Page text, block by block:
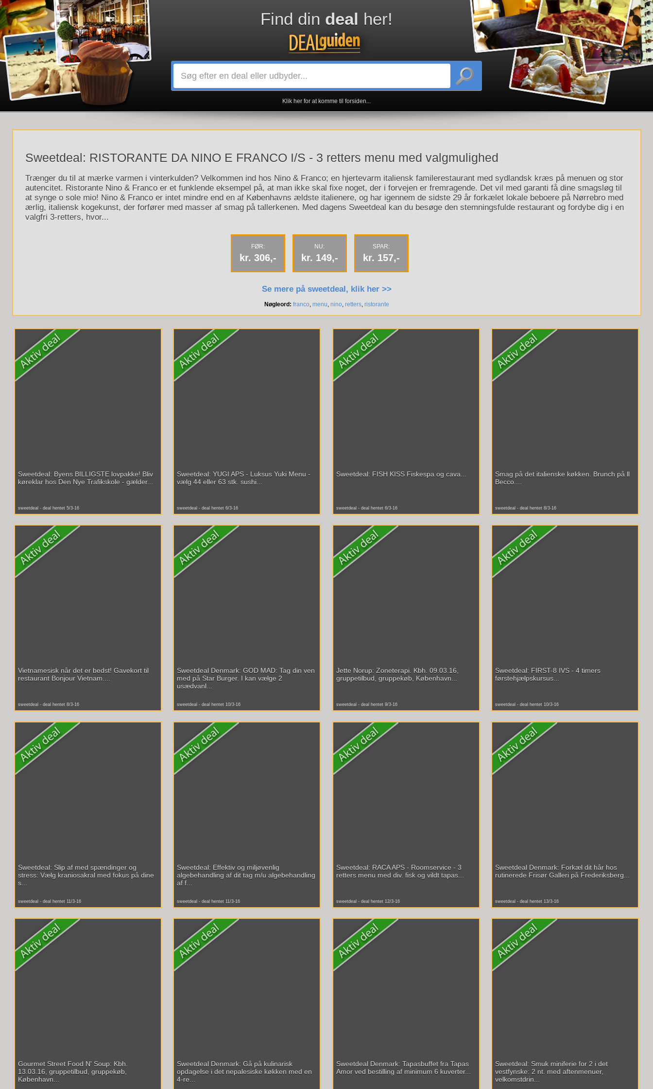
Find din deal her!
Klik her for at komme til forsiden...
Sweetdeal: RISTORANTE DA NINO E FRANCO I/S - 3 retters menu med valgmulighed
Trænger du til at mærke varmen i vinterkulden? Velkommen ind hos Nino & Franco; en hjertevarm italiensk familerestaurant med sydlandsk kræs på menuen og stor
autencitet. Ristorante Nino & Franco er et funklende eksempel på, at man ikke skal fixe noget, der i forvejen er fremragende. Det vil med garanti få dine smagsløg til
at synge o sole mio! Nino & Franco er intet mindre end en af Københavns ældste italienere, og har igennem de sidste 29 år forkælet lokale beboere på Nørrebro med
ærlig, italiensk kogekunst, der forfører med masser af smag på tallerkenen. Med dagens Sweetdeal kan du besøge den stemningsfulde restaurant og fordybe dig i en
valgfri 3-retters, hvor...
FØR:
kr. 306,-
NU:
kr. 149,-
SPAR:
kr. 157,-
Se mere på sweetdeal, klik her >>
Nøgleord: franco, menu, nino, retters, ristorante
Sweetdeal: Byens BILLIGSTE lovpakke! Bliv
køreklar hos Den Nye Trafikskole - gælder...
sweetdeal - deal hentet 5/3-16
Sweetdeal: YUGI APS - Luksus Yuki Menu -
vælg 44 eller 63 stk. sushi...
sweetdeal - deal hentet 6/3-16
Sweetdeal: FISH KISS Fiskespa og cava...
sweetdeal - deal hentet 6/3-16
Smag på det italienske køkken. Brunch på ll
Becco....
sweetdeal - deal hentet 8/3-16
Vietnamesisk når det er bedst! Gavekort til
restaurant Bonjour Vietnam....
sweetdeal - deal hentet 8/3-16
Sweetdeal Denmark: GOD MAD: Tag din ven
med på Star Burger. I kan vælge 2
usædvanl...
sweetdeal - deal hentet 10/3-16
Jette Norup: Zoneterapi. Kbh. 09.03.16,
gruppetilbud, gruppekøb, København...
sweetdeal - deal hentet 9/3-16
Sweetdeal: FIRST-8 IVS - 4 timers
førstehjælpskursus...
sweetdeal - deal hentet 10/3-16
Sweetdeal: Slip af med spændinger og
stress: Vælg kraniosakral med fokus på dine
s...
sweetdeal - deal hentet 11/3-16
Sweetdeal: Effektiv og miljøvenlig
algebehandling af dit tag m/u algebehandling
af f...
sweetdeal - deal hentet 11/3-16
Sweetdeal: RACA APS - Roomservice - 3
retters menu med div. fisk og vildt tapas...
sweetdeal - deal hentet 12/3-16
Sweetdeal Denmark: Forkæl dit hår hos
rutinerede Frisør Galleri på Frederiksberg...
sweetdeal - deal hentet 13/3-16
Gourmet Street Food N' Soup: Kbh.
13.03.16, gruppetilbud, gruppekøb,
København...
Sweetdeal Denmark: Gå på kulinarisk
opdagelse i det nepalesiske køkken med en
4-re...
Sweetdeal Denmark: Tapasbuffet fra Tapas
Amor ved bestilling af minimum 6 kuverter...
Sweetdeal: Smuk miniferie for 2 i det
vestfynske: 2 nt. med aftenmenuer,
velkomstdrin...